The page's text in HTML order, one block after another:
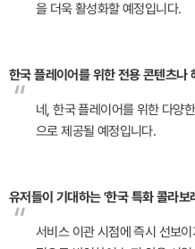
을 더욱 활성화할 예정입니다.
한국 플레이어를 위한 전용 콘텐츠나
“
네, 한국 플레이어를 위한 다양
으로 제공될 예정입니다.
유저들이 기대하는 '한국 특화 콜라
“
서비스 이관 시점에 즉시 선보